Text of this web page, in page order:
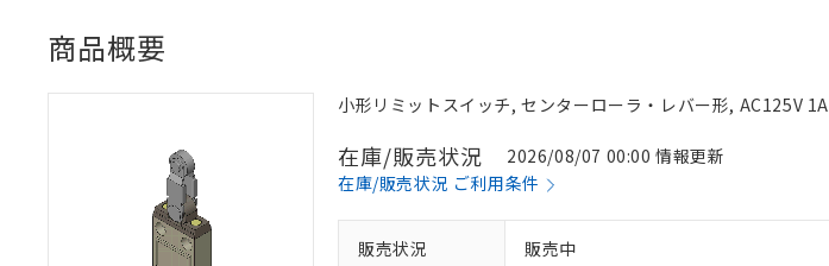
商品概要
小形リミットスイッチ, センターローラ・レバー形, AC125V 1A
在庫/販売状況
2026/08/07 00:00 情報更新
在庫/販売状況 ご利用条件
販売状況 販売中